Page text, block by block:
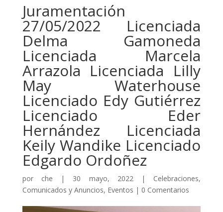
Juramentación
27/05/2022 Licenciada
Delma Gamoneda
Licenciada Marcela
Arrazola Licenciada Lilly
May Waterhouse
Licenciado Edy Gutiérrez
Licenciado Eder
Hernández Licenciada
Keily Wandike Licenciado
Edgardo Ordoñez
por che | 30 mayo, 2022| Celebraciones,
Comunicados y Anuncios, Eventos | 0 Comentarios